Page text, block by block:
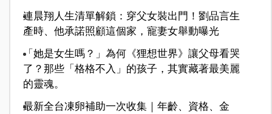
連晨翔人生清單解鎖：穿父女裝出門！劉品言生
產時、他承諾照顧這個家，寵妻女舉動曝光
「她是女生嗎？」為何《狸想世界》讓父母看哭
了？那些「格格不入」的孩子，其實藏著最美麗
的靈魂。
最新全台凍卵補助一次收集｜年齡、資格、金